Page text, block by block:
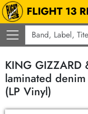
FLIGHT 13
KING GIZZARD
laminated
(LP Vinyl)